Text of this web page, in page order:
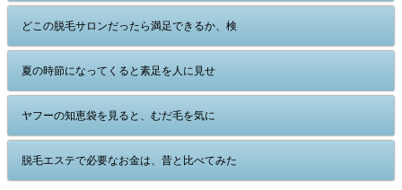
どこの脱毛サロンだったら満足できるか、検
夏の時節になってくると素足を人に見せ
ヤフーの知恵袋を見ると、むだ毛を気に
脱毛エステで必要なお金は、昔と比べてみた